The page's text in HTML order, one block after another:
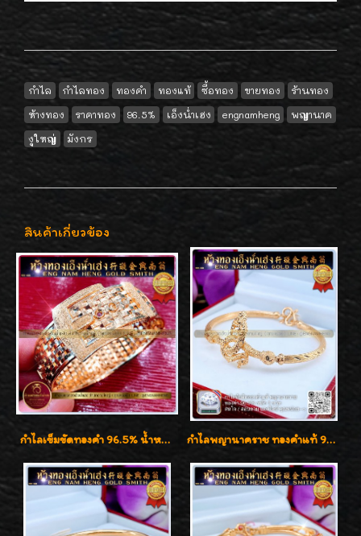
กำไล กำไลทอง ทองคำ ทองแท้ ซื้อทอง ขายทอง
ร้านทอง
ห้างทอง
ราคาทอง 96.5% เอ็งน่ำเฮง engnamheng
พญานาค
งูใหญ่
มังกร
สินค้าเกี่ยวข้อง
กำไลเข็มขัดทองคำ 96.5% น้ำหนัก 3 บาท หรูหรา สวยมากๆค่ะ กำไลพญานาคราช ทองคำแท้ 96.5% น้ำหนัก 1 บาท เสริมสิริมงคล